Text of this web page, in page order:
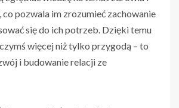
pozwala im zrozumieć zachowanie
się do ich potrzeb. Dzięki temu
więcej niż tylko przygodą – to
i budowanie relacji ze